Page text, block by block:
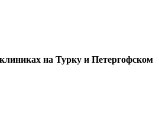
на Турку и Петергофском